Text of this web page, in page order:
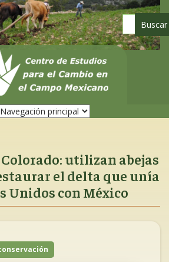
utilizan abejas
el delta que unía
Unidos con México